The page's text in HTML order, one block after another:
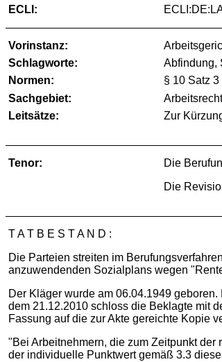
ECLI:
Vorinstanz:
Schlagworte:
Abfindung,
Normen:
§ 10 Satz 3
Sachgebiet:
Leitsätze:
Zur
Tenor:
Die
Die
T A T B E S T A N D :
Die Parteien streiten im
anzuwendenden Sozialplans wegen
Der Kläger wurde am 06.04.1949
dem 21.12.2010 schloss die Beklagte mit
Fassung auf die zur Akte gereichte Kopie
"Bei Arbeitnehmern, die zum Zeitpunkt
der individuelle Punktwert gemäß 3.3